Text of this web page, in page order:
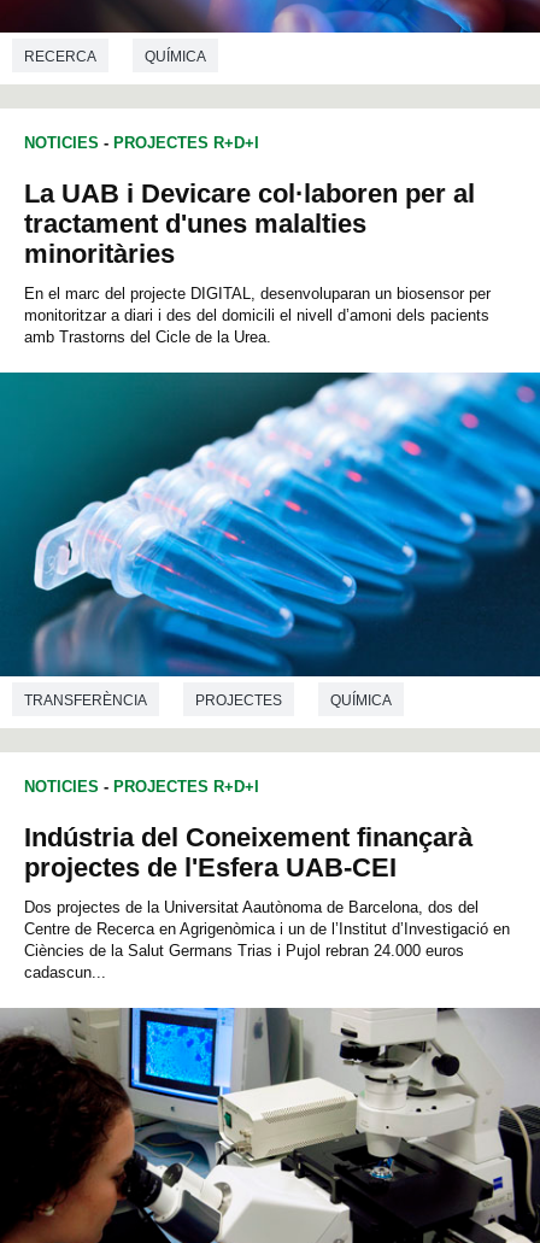
RECERCA QUÍMICA
NOTICIES - PROJECTES R+D+I
La UAB i Devicare col·laboren per al
tractament d'unes malalties
minoritàries
En el marc del projecte DIGITAL, desenvoluparan un biosensor per
monitoritzar a diari i des del domicili el nivell d’amoni dels pacients
amb Trastorns del Cicle de la Urea.
TRANSFERÈNCIA PROJECTES QUÍMICA
ENGINYERIA QUÍMICA
NOTICIES - PROJECTES R+D+I
Indústria del Coneixement finançarà
projectes de l'Esfera UAB-CEI
Dos projectes de la Universitat Aautònoma de Barcelona, dos del
Centre de Recerca en Agrigenòmica i un de l’Institut d’Investigació en
Ciències de la Salut Germans Trias i Pujol rebran 24.000 euros
cadascun...